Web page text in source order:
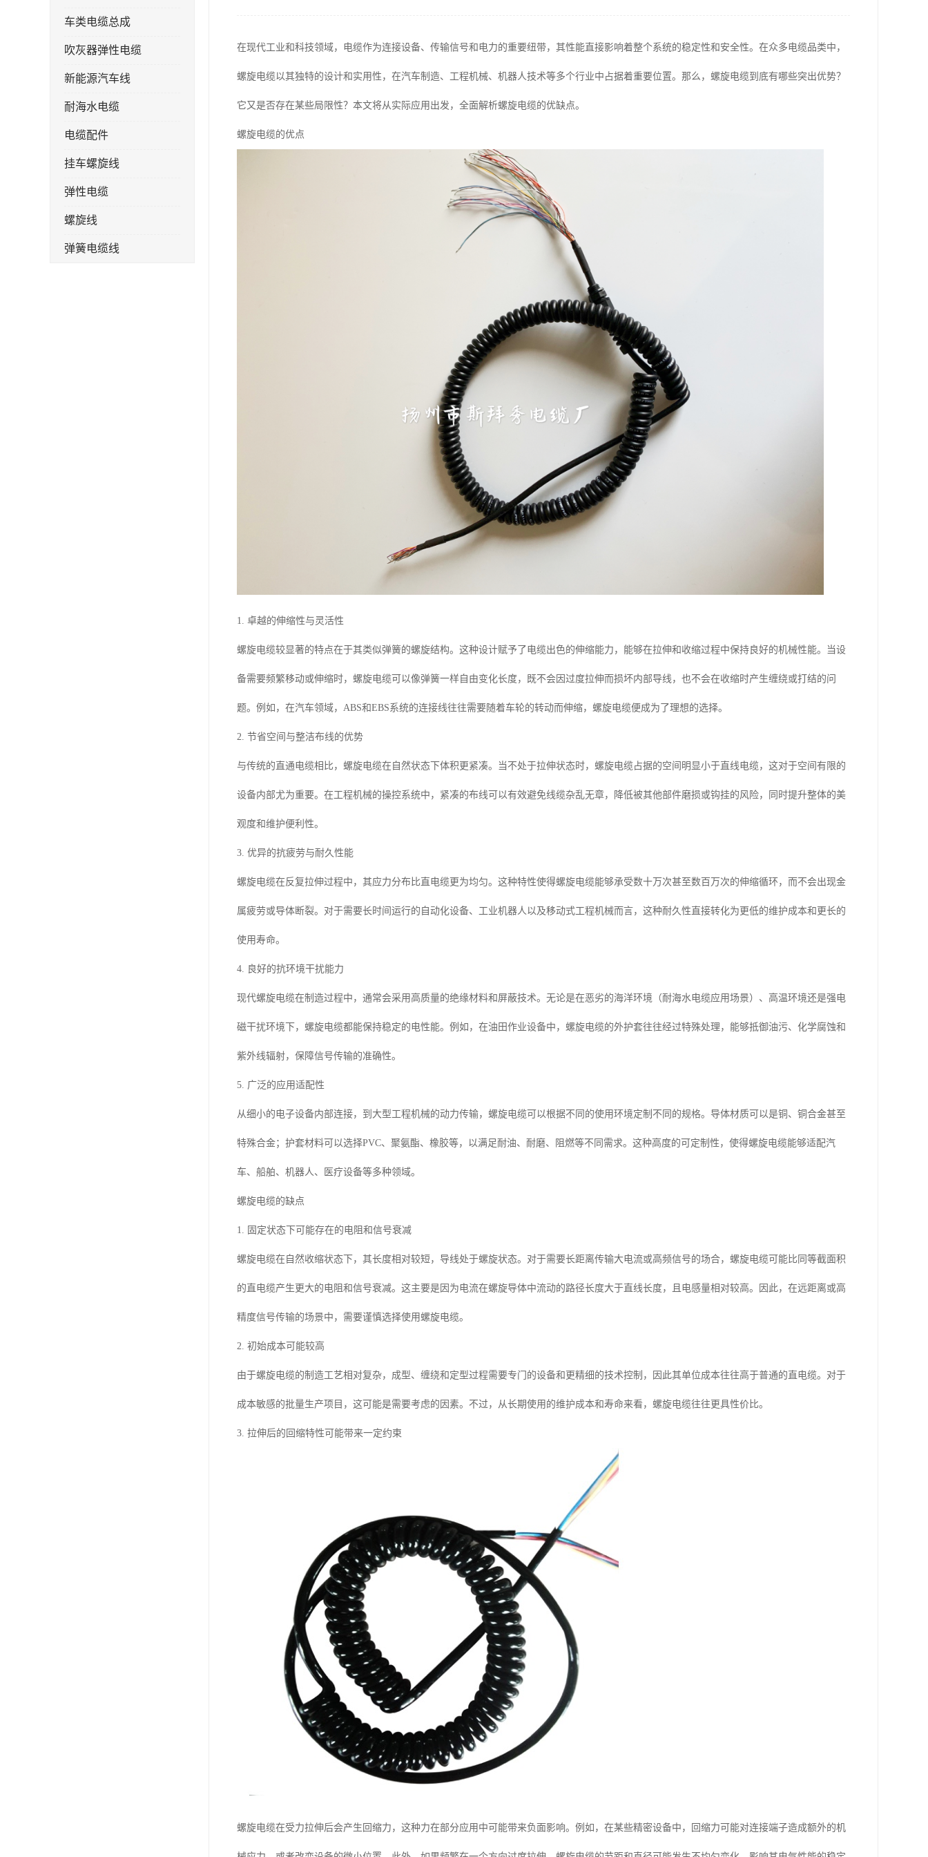
车类电缆总成
吹灰器弹性电缆
新能源汽车线
耐海水电缆
电缆配件
挂车螺旋线
弹性电缆
螺旋线
弹簧电缆线
在现代工业和科技领域，电缆作为连接设备、传输信号和电力的重要纽带，其性能直接影响着整个系统的稳定性和安全性。在众多电缆品类中，
螺旋电缆以其独特的设计和实用性，在汽车制造、工程机械、机器人技术等多个行业中占据着重要位置。那么，螺旋电缆到底有哪些突出优势？
它又是否存在某些局限性？本文将从实际应用出发，全面解析螺旋电缆的优缺点。
螺旋电缆的优点
1. 卓越的伸缩性与灵活性
螺旋电缆较显著的特点在于其类似弹簧的螺旋结构。这种设计赋予了电缆出色的伸缩能力，能够在拉伸和收缩过程中保持良好的机械性能。当设
备需要频繁移动或伸缩时，螺旋电缆可以像弹簧一样自由变化长度，既不会因过度拉伸而损坏内部导线，也不会在收缩时产生缠绕或打结的问
题。例如，在汽车领域，ABS和EBS系统的连接线往往需要随着车轮的转动而伸缩，螺旋电缆便成为了理想的选择。
2. 节省空间与整洁布线的优势
与传统的直通电缆相比，螺旋电缆在自然状态下体积更紧凑。当不处于拉伸状态时，螺旋电缆占据的空间明显小于直线电缆，这对于空间有限的
设备内部尤为重要。在工程机械的操控系统中，紧凑的布线可以有效避免线缆杂乱无章，降低被其他部件磨损或钩挂的风险，同时提升整体的美
观度和维护便利性。
3. 优异的抗疲劳与耐久性能
螺旋电缆在反复拉伸过程中，其应力分布比直电缆更为均匀。这种特性使得螺旋电缆能够承受数十万次甚至数百万次的伸缩循环，而不会出现金
属疲劳或导体断裂。对于需要长时间运行的自动化设备、工业机器人以及移动式工程机械而言，这种耐久性直接转化为更低的维护成本和更长的
使用寿命。
4. 良好的抗环境干扰能力
现代螺旋电缆在制造过程中，通常会采用高质量的绝缘材料和屏蔽技术。无论是在恶劣的海洋环境（耐海水电缆应用场景）、高温环境还是强电
磁干扰环境下，螺旋电缆都能保持稳定的电性能。例如，在油田作业设备中，螺旋电缆的外护套往往经过特殊处理，能够抵御油污、化学腐蚀和
紫外线辐射，保障信号传输的准确性。
5. 广泛的应用适配性
从细小的电子设备内部连接，到大型工程机械的动力传输，螺旋电缆可以根据不同的使用环境定制不同的规格。导体材质可以是铜、铜合金甚至
特殊合金；护套材料可以选择PVC、聚氨酯、橡胶等，以满足耐油、耐磨、阻燃等不同需求。这种高度的可定制性，使得螺旋电缆能够适配汽
车、船舶、机器人、医疗设备等多种领域。
螺旋电缆的缺点
1. 固定状态下可能存在的电阻和信号衰减
螺旋电缆在自然收缩状态下，其长度相对较短，导线处于螺旋状态。对于需要长距离传输大电流或高频信号的场合，螺旋电缆可能比同等截面积
的直电缆产生更大的电阻和信号衰减。这主要是因为电流在螺旋导体中流动的路径长度大于直线长度，且电感量相对较高。因此，在远距离或高
精度信号传输的场景中，需要谨慎选择使用螺旋电缆。
2. 初始成本可能较高
由于螺旋电缆的制造工艺相对复杂，成型、缠绕和定型过程需要专门的设备和更精细的技术控制，因此其单位成本往往高于普通的直电缆。对于
成本敏感的批量生产项目，这可能是需要考虑的因素。不过，从长期使用的维护成本和寿命来看，螺旋电缆往往更具性价比。
3. 拉伸后的回缩特性可能带来一定约束
螺旋电缆在受力拉伸后会产生回缩力，这种力在部分应用中可能带来负面影响。例如，在某些精密设备中，回缩力可能对连接端子造成额外的机